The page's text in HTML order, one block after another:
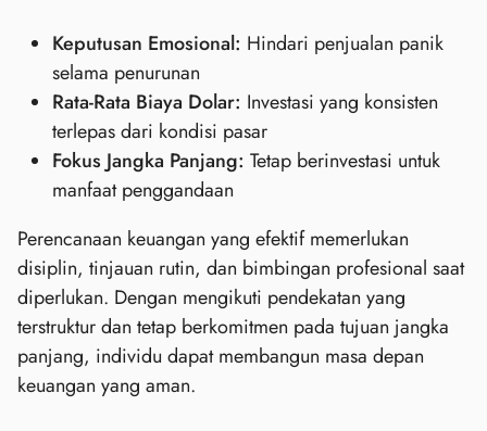
Keputusan Emosional: Hindari penjualan panik
selama penurunan
Rata-Rata Biaya Dolar: Investasi yang konsisten
terlepas dari kondisi pasar
Fokus Jangka Panjang: Tetap berinvestasi untuk
manfaat penggandaan
Perencanaan keuangan yang efektif memerlukan
disiplin, tinjauan rutin, dan bimbingan profesional saat
diperlukan. Dengan mengikuti pendekatan yang
terstruktur dan tetap berkomitmen pada tujuan jangka
panjang, individu dapat membangun masa depan
keuangan yang aman.